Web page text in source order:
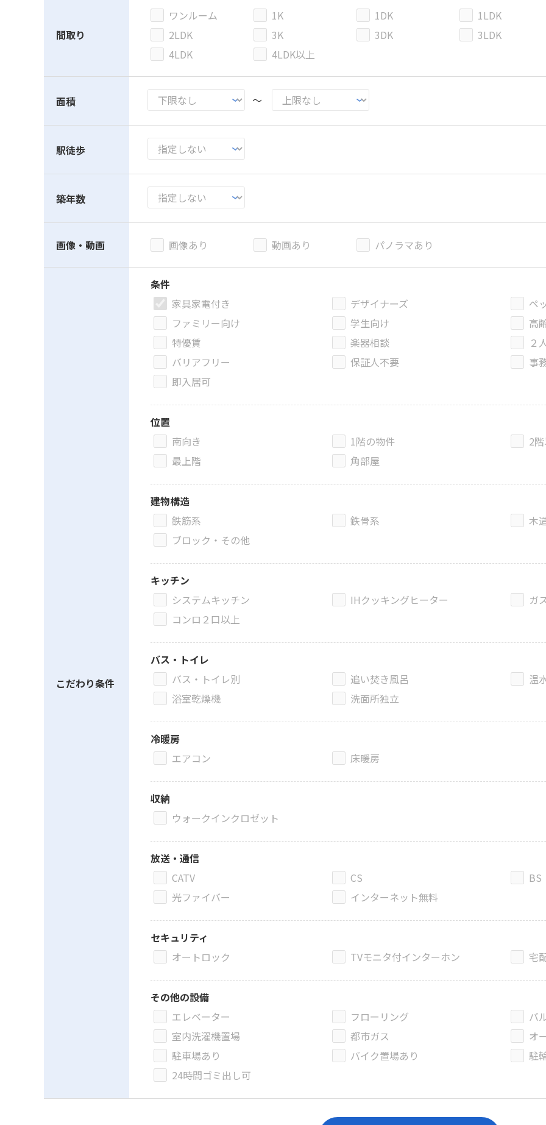
間取り
ワンルーム 1K 1DK 1LDK
2LDK
3K 3DK 3LDK
4LDK
4LDK以上
面積 ～
駅徒歩
築年数
画像・動画 画像あり 動画あり パノラマあり
こだわり条件
条件
家具家電付き
デザイナーズ
ペ
ファミリー向け
学生向け
高
特優賃
楽器相談
２
バリアフリー
保証人不要
事
即入居可
位置
南向き
1階の物件
2
最上階
角部屋
建物構造
鉄筋系
鉄骨系
木
ブロック・その他
キッチン
システムキッチン
IHクッキングヒーター
ガ
コンロ２口以上
バス・トイレ
バス・トイレ別
追い焚き風呂
温
浴室乾燥機
洗面所独立
冷暖房
エアコン
床暖房
収納
ウォークインクロゼット
放送・通信
CATV
CS
BS
光ファイバー
インターネット無料
セキュリティ
オートロック
TVモニタ付インターホン 宅
その他の設備
エレベーター
フローリング
バ
室内洗濯機置場
都市ガス
オ
駐車場あり
バイク置場あり
駐
24時間ゴミ出し可